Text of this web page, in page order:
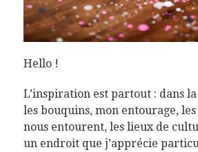
Hello !
L’inspiration est partout : dans
les bouquins, mon entourage,
nous entourent, les lieux de
un endroit que j’apprécie